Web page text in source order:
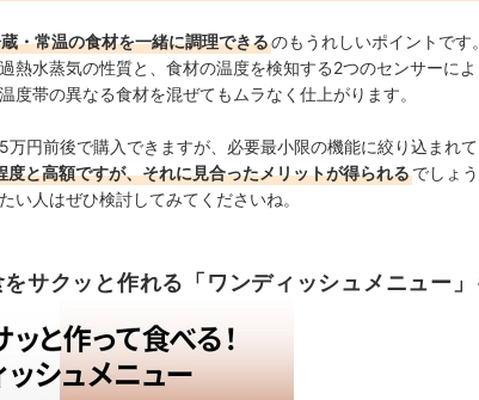
・常温の食材を一緒に調理できるのもうれしいポイントです
熱水蒸気の性質と、食材の温度を検知する2つのセンサーに
度帯の異なる食材を混ぜてもムラなく仕上がります。
万円前後で購入できますが、必要最小限の機能に絞り込まれて
と高額ですが、それに見合ったメリットが得られるでしょ
い人はぜひ検討してみてくださいね。
サクッと作れる「ワンディッシュメニュー」